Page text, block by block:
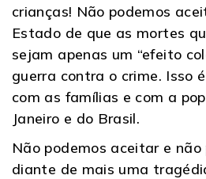
crianças! Não podemos
Estado de que as mortes
sejam apenas um “efeito
guerra contra o crime. Isso
com as famílias e com a
Janeiro e do Brasil.
Não podemos aceitar e
diante de mais uma